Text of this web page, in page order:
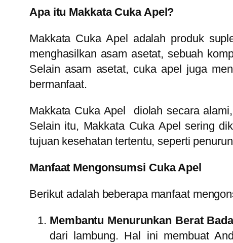
Apa itu Makkata Cuka Apel?
Makkata Cuka Apel adalah produk
menghasilkan asam asetat, sebuah
Selain asam asetat, cuka apel juga
bermanfaat.
Makkata Cuka Apel diolah secara
Selain itu, Makkata Cuka Apel sering
tujuan kesehatan tertentu, seperti
Manfaat Mengonsumsi Cuka Apel
Berikut adalah beberapa manfaat
Membantu Menurunkan Berat
dari lambung. Hal ini membuat